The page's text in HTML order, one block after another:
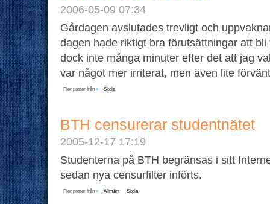
2006-05-09 07:34
Gårdagen avslutades trevligt och
dagen hade riktigt bra förutsättningar att
dock inte många minuter efter det att jag
var något mer irriterat, men även lite
Fler poster från » Skola
BTH censurerar studentnätet
2005-12-17 17:19
Studenterna på BTH begränsas i sitt
sedan nya censurfilter införts.
Fler poster från » Allmänt Skola